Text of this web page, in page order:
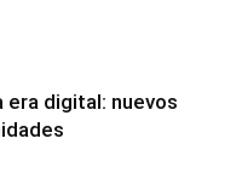
era digital: nuevos